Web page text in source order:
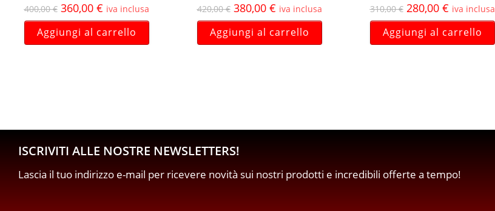
400,00€ 360,00 € iva inclusa
Aggiungi al carrello
420,00€ 380,00 € iva inclusa
Aggiungi al carrello
310,00€ 280,00 € iva inclusa
Aggiungi al carrello
ISCRIVITI ALLE NOSTRE NEWSLETTERS!
Lascia il tuo indirizzo e-mail per ricevere novità sui nostri prodotti e incredibili offerte a tempo!